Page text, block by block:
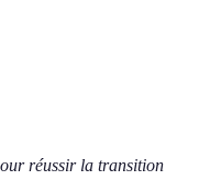
réussir la transition